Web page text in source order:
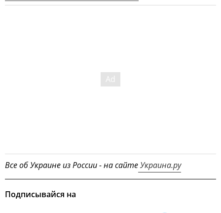
Все об Украине из России - на сайтеУкраина.ру
Подписывайся на